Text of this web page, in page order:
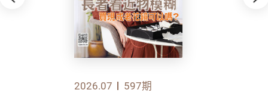
2026.07 597期